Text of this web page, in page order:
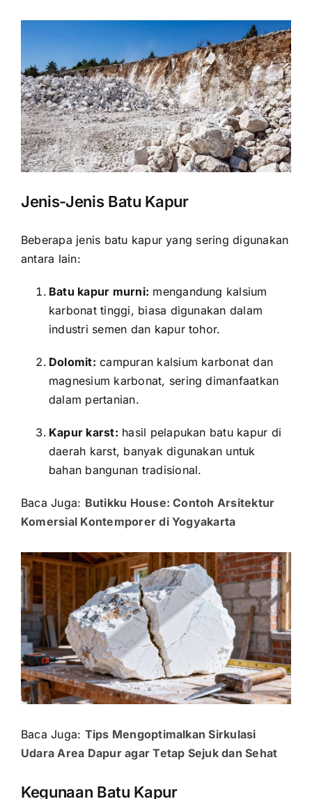
Jenis-Jenis Batu Kapur
Beberapa jenis batu kapur yang sering digunakan
antara lain:
Batu kapur murni: mengandung kalsium
karbonat tinggi, biasa digunakan dalam
industri semen dan kapur tohor.
Dolomit: campuran kalsium karbonat dan
magnesium karbonat, sering dimanfaatkan
dalam pertanian.
Kapur karst: hasil pelapukan batu kapur di
daerah karst, banyak digunakan untuk
bahan bangunan tradisional.
Baca Juga: Butikku House: Contoh Arsitektur
Komersial Kontemporer di Yogyakarta
Baca Juga: Tips Mengoptimalkan Sirkulasi
Udara Area Dapur agar Tetap Sejuk dan Sehat
Kegunaan Batu Kapur